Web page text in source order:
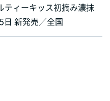
ティーキッス初摘み濃抹
日 新発売／全国